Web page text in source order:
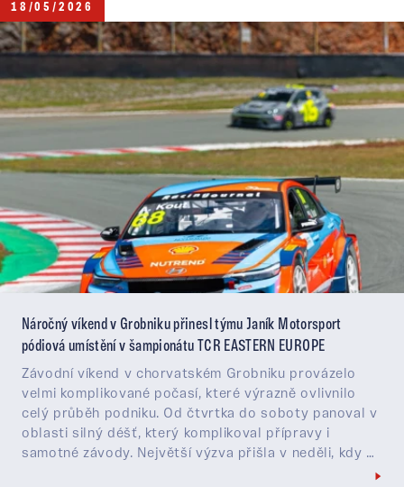
18/05/2026
Náročný víkend v Grobniku přinesl týmu Janík Motorsport
pódiová umístění v šampionátu TCR EASTERN EUROPE
Závodní víkend v chorvatském Grobniku provázelo
velmi komplikované počasí, které výrazně ovlivnilo
celý průběh podniku. Od čtvrtka do soboty panoval v
oblasti silný déšť, který komplikoval přípravy i
samotné závody. Největší výzva přišla v neděli, kdy se